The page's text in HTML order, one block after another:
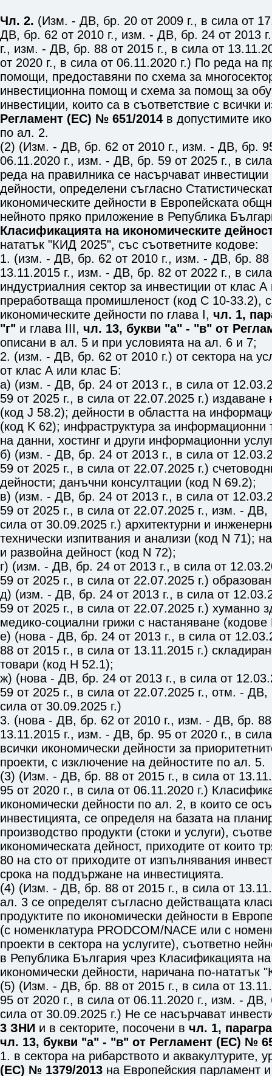
Чл. 2. (Изм. - ДВ, бр. 20 от 2009 г., в сила от
ДВ, бр. 62 от 2010 г., изм. - ДВ, бр. 24 от 2013
г., изм. - ДВ, бр. 88 от 2015 г., в сила от
от 2020 г., в сила от 06.11.2020 г.) По реда на
помощи, предоставяни по схема за
инвестиционна помощ и схема за помощ за
инвестиции, които са в съответствие с всички
Регламент (ЕС) № 651/2014 в допустимите
по ал. 2.
(2) (Изм. - ДВ, бр. 62 от 2010 г., изм. - ДВ, бр.
06.11.2020 г., изм. - ДВ, бр. 59 от 2025 г., в
реда на правилника се насърчават
дейности, определени съгласно
икономическите дейности в Европейската
нейното пряко приложение в Република
Класификацията на икономическите
нататък "КИД 2025", със съответните кодове:
1. (изм. - ДВ, бр. 62 от 2010 г., изм. - ДВ, бр. 88
13.11.2015 г., изм. - ДВ, бр. 82 от 2022 г., в
индустриалния сектор за инвестиции от клас
преработваща промишленост (код C 10-33.2),
икономическите дейности по глава І, чл. 1,
"г" и глава ІІІ, чл. 13, букви "а" - "в" от
описани в ал. 5 и при условията на ал. 6 и 7;
2. (изм. - ДВ, бр. 62 от 2010 г.) от сектора на
от клас А или клас Б:
а) (изм. - ДВ, бр. 24 от 2013 г., в сила от
59 от 2025 г., в сила от 22.07.2025 г.) издаване
(код J 58.2); дейности в областта на
(код K 62); инфраструктура за информационни
на данни, хостинг и други информационни
б) (изм. - ДВ, бр. 24 от 2013 г., в сила от
59 от 2025 г., в сила от 22.07.2025 г.)
дейности; данъчни консултации (код N 69.2);
в) (изм. - ДВ, бр. 24 от 2013 г., в сила от
59 от 2025 г., в сила от 22.07.2025 г., изм. - ДВ,
сила от 30.09.2025 г.) архитектурни и
технически изпитвания и анализи (код N 71);
и развойна дейност (код N 72);
г) (изм. - ДВ, бр. 24 от 2013 г., в сила от
59 от 2025 г., в сила от 22.07.2025 г.)
д) (изм. - ДВ, бр. 24 от 2013 г., в сила от
59 от 2025 г., в сила от 22.07.2025 г.) хуманно
медико-социални грижи с настаняване
е) (нова - ДВ, бр. 24 от 2013 г., в сила от
88 от 2015 г., в сила от 13.11.2015 г.)
товари (код Н 52.1);
ж) (нова - ДВ, бр. 24 от 2013 г., в сила от
59 от 2025 г., в сила от 22.07.2025 г., отм. - ДВ,
сила от 30.09.2025 г.)
3. (нова - ДВ, бр. 62 от 2010 г., изм. - ДВ, бр. 88
13.11.2015 г., изм. - ДВ, бр. 95 от 2020 г., в
всички икономически дейности за
проекти, с изключение на дейностите по ал. 5.
(3) (Изм. - ДВ, бр. 88 от 2015 г., в сила от
95 от 2020 г., в сила от 06.11.2020 г.)
икономически дейности по ал. 2, в които се
инвестицията, се определя на базата на
производство продукти (стоки и услуги),
икономическата дейност, приходите от които
80 на сто от приходите от изпълнявания
срока на поддържане на инвестицията.
(4) (Изм. - ДВ, бр. 88 от 2015 г., в сила от
ал. 3 се определят съгласно действащата
продуктите по икономически дейности в
(с номенклатура PRODCOM/NACE или с
проекти в сектора на услугите), съответно
в Република България чрез Класификацията
икономически дейности, наричана по-нататък
(5) (Изм. - ДВ, бр. 88 от 2015 г., в сила от
95 от 2020 г., в сила от 06.11.2020 г., изм. - ДВ,
сила от 30.09.2025 г.) Не се насърчават
3 ЗНИ и в секторите, посочени в чл. 1,
чл. 13, букви "а" - "в" от Регламент (ЕС) №
1. в сектора на рибарството и аквакултурите,
(ЕС) № 1379/2013 на Европейския парламент